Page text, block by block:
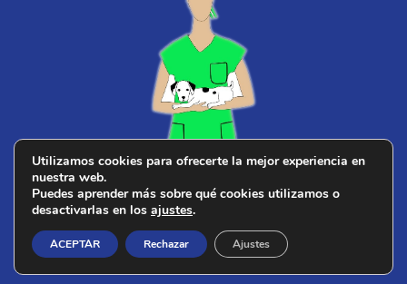
¿ Buscasveterinario cerca de ti?
© 2026 PERROS DE CAZA
Utilizamos cookies para ofrecerte la mejor experiencia en
nuestra web.
Puedes aprender más sobre qué cookies utilizamos o
desactivarlas en los ajustes.
ACEPTAR Rechazar Ajustes